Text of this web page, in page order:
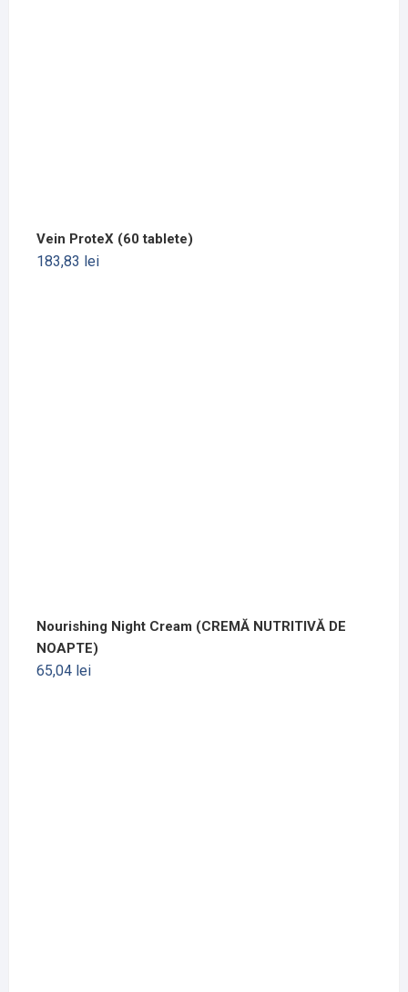
Vein ProteX (60 tablete)
183,83 lei
Nourishing Night Cream (CREMĂ NUTRITIVĂ DE
NOAPTE)
65,04 lei